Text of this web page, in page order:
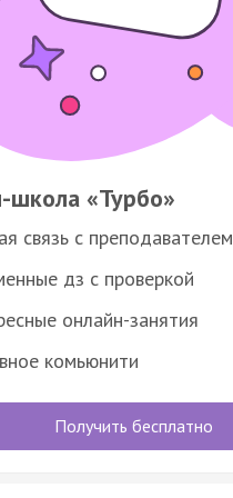
школа «Турбо»
связь с преподавателем
дз с проверкой
онлайн-занятия
комьюнити
Получить бесплатно